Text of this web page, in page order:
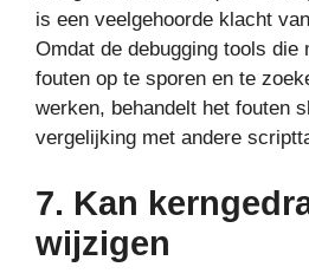
is een veelgehoorde klacht
Omdat de debugging tools die
fouten op te sporen en te
werken, behandelt het fouten
vergelijking met andere
7. Kan
wijzigen